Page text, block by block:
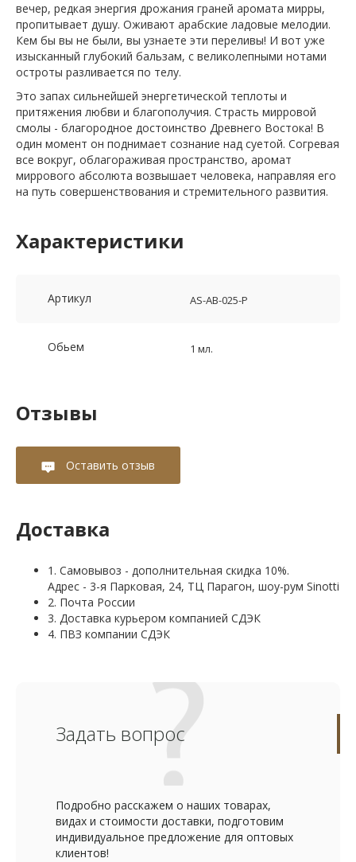
вечер, редкая энергия дрожания граней аромата мирры,
пропитывает душу. Оживают арабские ладовые мелодии.
Кем бы вы не были, вы узнаете эти переливы! И вот уже
изысканный глубокий бальзам, с великолепными нотами
остроты разливается по телу.
Это запах сильнейшей энергетической теплоты и
притяжения любви и благополучия. Страсть мирровой
смолы - благородное достоинство Древнего Востока! В
один момент он поднимает сознание над суетой. Согревая
все вокруг, облагораживая пространство, аромат
миррового абсолюта возвышает человека, направляя его
на путь совершенствования и стремительного развития.
Характеристики
Артикул AS-AB-025-P
Обьем 1 мл.
Отзывы
Оставить отзыв
Доставка
1. Самовывоз - дополнительная скидка 10%.
Адрес - 3-я Парковая, 24, ТЦ Парагон, шоу-рум Sinotti
2. Почта России
3. Доставка курьером компанией СДЭК
4. ПВЗ компании СДЭК
Задать вопрос
Подробно расскажем о наших товарах,
видах и стоимости доставки, подготовим
индивидуальное предложение для оптовых
клиентов!